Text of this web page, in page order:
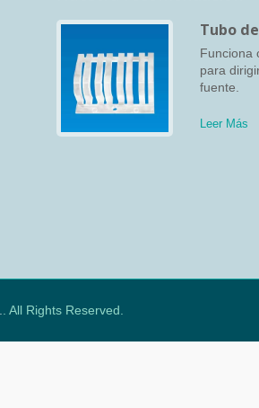
en
Tubo
Funciona
para
fuente.
Leer Más
. All Rights Reserved.